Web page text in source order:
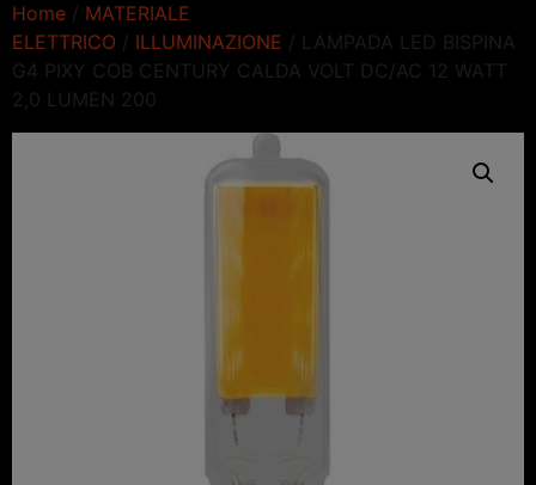
Home / MATERIALE
ELETTRICO / ILLUMINAZIONE / LAMPADA LED BISPINA
G4 PIXY COB CENTURY CALDA VOLT DC/AC 12 WATT
2,0 LUMEN 200